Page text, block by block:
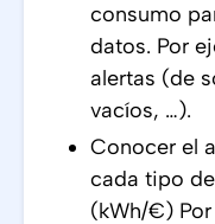
consumo
datos. Por
alertas (de
vacíos, …).
Conocer el
cada tipo
(kWh/€)